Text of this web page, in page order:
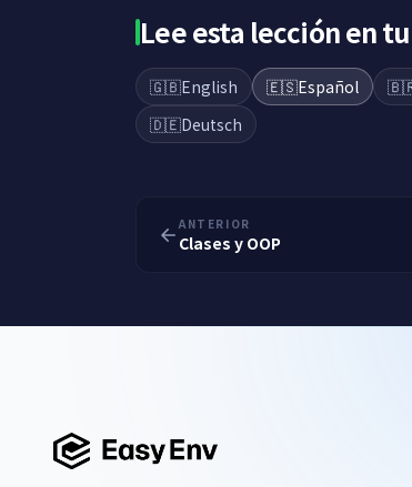
Lee esta lección en
🇬🇧English 🇪🇸Español
🇩🇪Deutsch
ANTERIOR
Clases y OOP